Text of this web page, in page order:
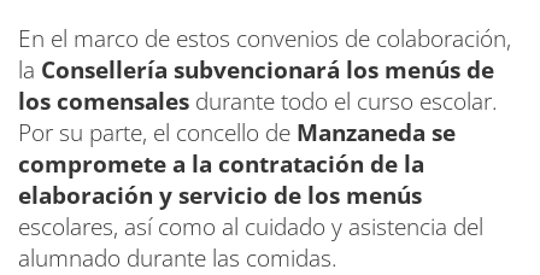
En el marco de estos convenios de colaboración,
la Consellería subvencionará los menús de
los comensales durante todo el curso escolar.
Por su parte, el concello de Manzaneda se
compromete a la contratación de la
elaboración y servicio de los menús
escolares, así como al cuidado y asistencia del
alumnado durante las comidas.